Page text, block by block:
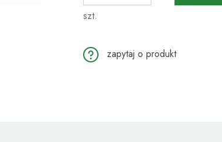
szt.
zapytaj o produkt